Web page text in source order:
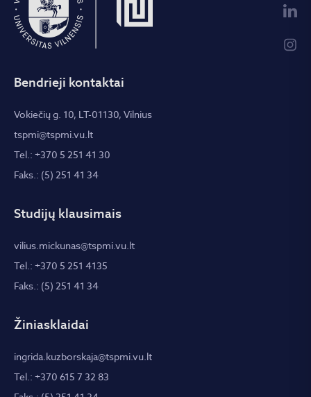
Bendrieji kontaktai
Vokiečių g. 10, LT-01130, Vilnius
tspmi@tspmi.vu.lt
Tel.: +370 5 251 41 30
Faks.: (5) 251 41 34
Studijų klausimais
vilius.mickunas@tspmi.vu.lt
Tel.: +370 5 251 4135
Faks.: (5) 251 41 34
Žiniasklaidai
ingrida.kuzborskaja@tspmi.vu.lt
Tel.: +370 615 7 32 83